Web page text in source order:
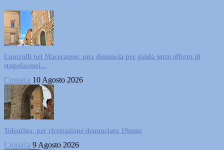
Controlli nel Maceratese: una denuncia per guida sotto effetto di
stupefacenti...
Cronaca 10 Agosto 2026
Tolentino, per ricettazione denunciato 19enne
Cronaca 9 Agosto 2026